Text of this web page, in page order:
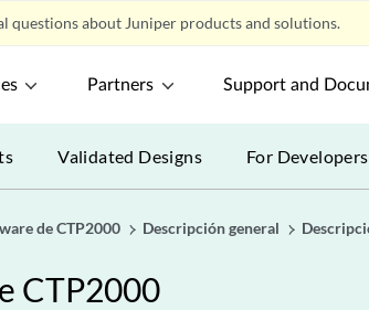
questions about Juniper products and solutions.
Partners Support and
Validated Designs For
de CTP2000 Descripción general
CTP2000